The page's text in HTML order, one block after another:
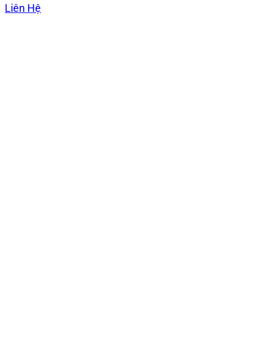
Liên Hệ